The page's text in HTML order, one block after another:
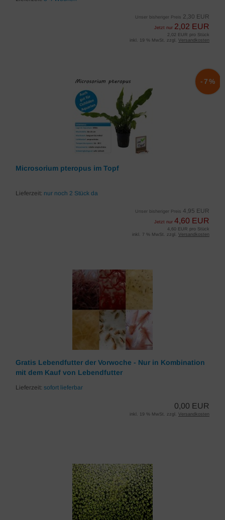
Unser bisheriger Preis 2,30 EUR
Jetzt nur 2,02 EUR
2,02 EUR pro Stück
inkl. 19 % MwSt. zzgl. Versandkosten
Microsorium pteropus im Topf
Lieferzeit: nur noch 2 Stück da
Unser bisheriger Preis 4,95 EUR
Jetzt nur 4,60 EUR
-7%
4,60 EUR pro Stück
inkl. 7 % MwSt. zzgl. Versandkosten
Gratis Lebendfutter der Vorwoche - Nur in Kombination
mit dem Kauf von Lebendfutter
Lieferzeit: sofort lieferbar
0,00 EUR
inkl. 19 % MwSt. zzgl. Versandkosten